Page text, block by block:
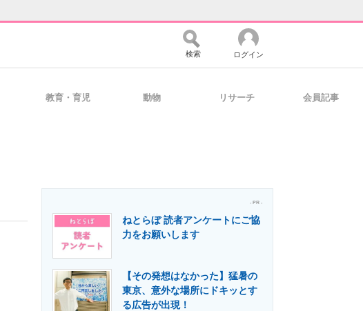
経営リーダーのコミュニティ マーケ×ITの今がよく分かる
製造業のIT導入・活用を支援
検索 ログイン
教育・育児 動物 リサーチ 会員記事
- PR -
ねとらぼ 読者アンケートにご協
力をお願いします
【その発想はなかった】猛暑の
東京、意外な場所にドキッとす
る広告が出現！